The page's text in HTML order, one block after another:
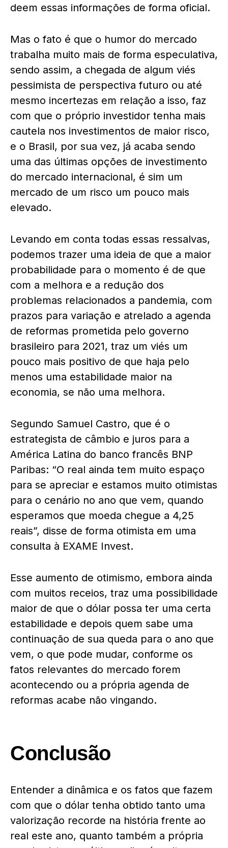
deem essas informações de forma oficial.
Mas o fato é que o humor do mercado
trabalha muito mais de forma especulativa,
sendo assim, a chegada de algum viés
pessimista de perspectiva futuro ou até
mesmo incertezas em relação a isso, faz
com que o próprio investidor tenha mais
cautela nos investimentos de maior risco,
e o Brasil, por sua vez, já acaba sendo
uma das últimas opções de investimento
do mercado internacional, é sim um
mercado de um risco um pouco mais
elevado.
Levando em conta todas essas ressalvas,
podemos trazer uma ideia de que a maior
probabilidade para o momento é de que
com a melhora e a redução dos
problemas relacionados a pandemia, com
prazos para variação e atrelado a agenda
de reformas prometida pelo governo
brasileiro para 2021, traz um viés um
pouco mais positivo de que haja pelo
menos uma estabilidade maior na
economia, se não uma melhora.
Segundo Samuel Castro, que é o
estrategista de câmbio e juros para a
América Latina do banco francês BNP
Paribas: “O real ainda tem muito espaço
para se apreciar e estamos muito otimistas
para o cenário no ano que vem, quando
esperamos que moeda chegue a 4,25
reais”, disse de forma otimista em uma
consulta à EXAME Invest.
Esse aumento de otimismo, embora ainda
com muitos receios, traz uma possibilidade
maior de que o dólar possa ter uma certa
estabilidade e depois quem sabe uma
continuação de sua queda para o ano que
vem, o que pode mudar, conforme os
fatos relevantes do mercado forem
acontecendo ou a própria agenda de
reformas acabe não vingando.
Conclusão
Entender a dinâmica e os fatos que fazem
com que o dólar tenha obtido tanto uma
valorização recorde na história frente ao
real este ano, quanto também a própria